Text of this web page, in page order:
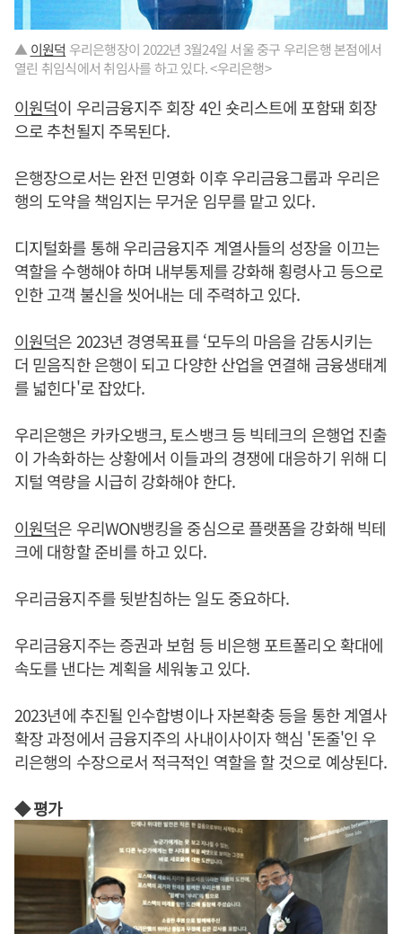
▲ 이원덕 우리은행장이 2022년 3월24일 서울 중구 우리은행 본점에서
열린 취임식에서 취임사를 하고 있다. <우리은행>
이원덕이 우리금융지주 회장 4인 숏리스트에 포함돼 회장
으로 추천될지 주목된다.
은행장으로서는 완전 민영화 이후 우리금융그룹과 우리은
행의 도약을 책임지는 무거운 임무를 맡고 있다.
디지털화를 통해 우리금융지주 계열사들의 성장을 이끄는
역할을 수행해야 하며 내부통제를 강화해 횡령사고 등으로
인한 고객 불신을 씻어내는 데 주력하고 있다.
이원덕은 2023년 경영목표를 ‘모두의 마음을 감동시키는
더 믿음직한 은행이 되고 다양한 산업을 연결해 금융생태계
를 넓힌다'로 잡았다.
우리은행은 카카오뱅크, 토스뱅크 등 빅테크의 은행업 진출
이 가속화하는 상황에서 이들과의 경쟁에 대응하기 위해 디
지털 역량을 시급히 강화해야 한다.
이원덕은 우리WON뱅킹을 중심으로 플랫폼을 강화해 빅테
크에 대항할 준비를 하고 있다.
우리금융지주를 뒷받침하는 일도 중요하다.
우리금융지주는 증권과 보험 등 비은행 포트폴리오 확대에
속도를 낸다는 계획을 세워놓고 있다.
2023년에 추진될 인수합병이나 자본확충 등을 통한 계열사
확장 과정에서 금융지주의 사내이사이자 핵심 '돈줄'인 우
리은행의 수장으로서 적극적인 역할을 할 것으로 예상된다.
◆ 평가